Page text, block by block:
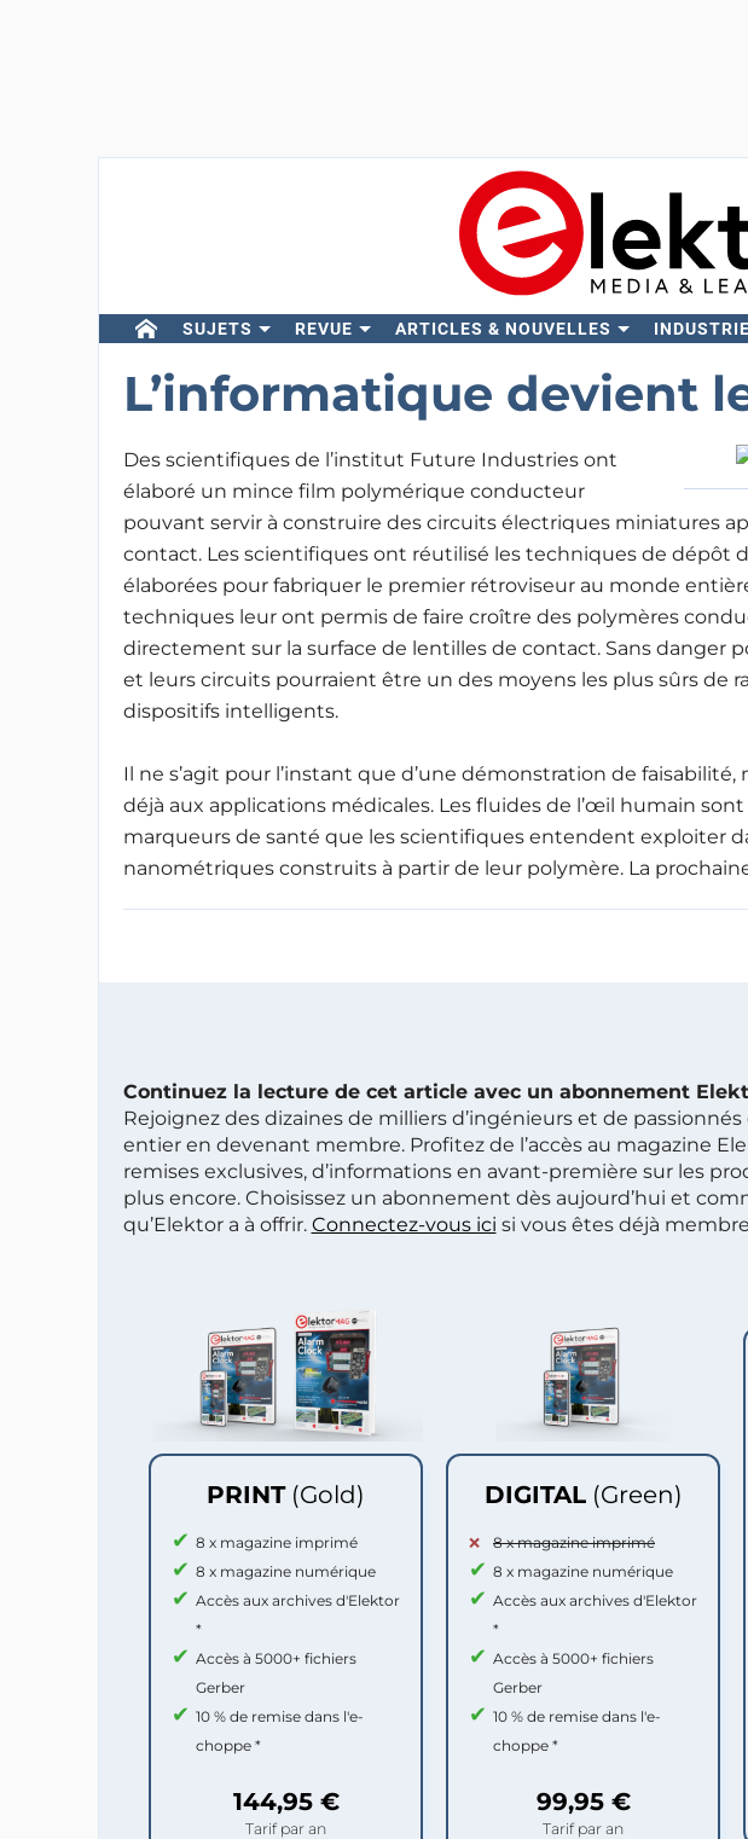
SUJETS REVUE ARTICLES & NOUVELLES INDUSTRIE
L’informatique devient
Des scientifiques de l’institut Future Industries ont
élaboré un mince film polymérique conducteur
pouvant servir à construire des circuits électriques miniatures
contact. Les scientifiques ont réutilisé les techniques de dépôt
élaborées pour fabriquer le premier rétroviseur au monde
techniques leur ont permis de faire croître des polymères
directement sur la surface de lentilles de contact. Sans danger
et leurs circuits pourraient être un des moyens les plus sûrs de
dispositifs intelligents.
Il ne s’agit pour l’instant que d’une démonstration de
déjà aux applications médicales. Les fluides de l’œil humain
marqueurs de santé que les scientifiques entendent exploiter
nanométriques construits à partir de leur polymère. La
Continuez la lecture de cet article avec un abonnement
Rejoignez des dizaines de milliers d’ingénieurs et de
entier en devenant membre. Profitez de l’accès au magazine
remises exclusives, d’informations en avant-première sur les
plus encore. Choisissez un abonnement dès aujourd’hui et
qu’Elektor a à offrir. Connectez-vous ici si vous êtes déjà
PRINT (Gold)
8 x magazine imprimé
8 x magazine numérique
Accès aux archives d'Elektor
*
Accès à 5000+ fichiers
Gerber
10 % de remise dans l'e-
choppe *
144,95 €
Tarif par an
DIGITAL (Green)
8 x magazine imprimé
8 x magazine numérique
Accès aux archives d'Elektor
*
Accès à 5000+ fichiers
Gerber
10 % de remise dans l'e-
choppe *
99,95 €
Tarif par an